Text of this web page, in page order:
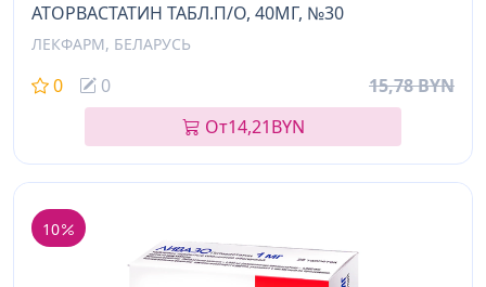
АТОРВАСТАТИН ТАБЛ.П/О, 40МГ, №30
ЛЕКФАРМ, БЕЛАРУСЬ
0 0
15,78 BYN
От14,21BYN
10